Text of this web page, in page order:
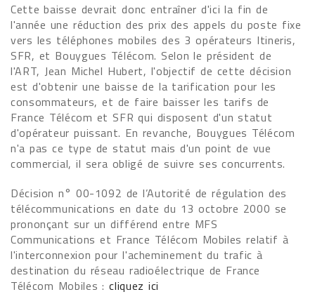
Cette baisse devrait donc entraîner d'ici la fin de
l'année une réduction des prix des appels du poste fixe
vers les téléphones mobiles des 3 opérateurs Itineris,
SFR, et Bouygues Télécom. Selon le président de
l'ART, Jean Michel Hubert, l'objectif de cette décision
est d'obtenir une baisse de la tarification pour les
consommateurs, et de faire baisser les tarifs de
France Télécom et SFR qui disposent d'un statut
d'opérateur puissant. En revanche, Bouygues Télécom
n'a pas ce type de statut mais d'un point de vue
commercial, il sera obligé de suivre ses concurrents.
Décision n° 00-1092 de l’Autorité de régulation des
télécommunications en date du 13 octobre 2000 se
prononçant sur un différend entre MFS
Communications et France Télécom Mobiles relatif à
l'interconnexion pour l'acheminement du trafic à
destination du réseau radioélectrique de France
Télécom Mobiles :cliquez ici